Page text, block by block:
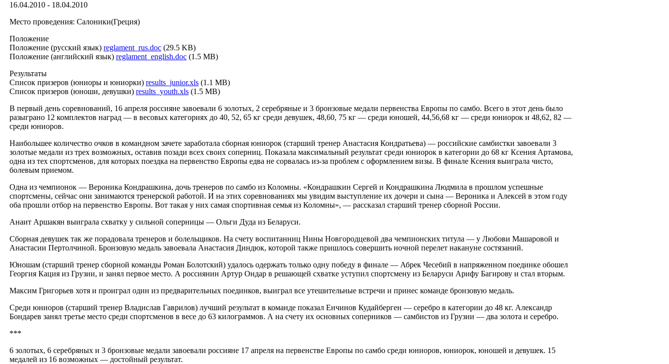
16.04.2010 - 18.04.2010
Место проведения: Салоники(Греция)
Положение
Положение (русский язык) reglament_rus.doc (29.5 KB)
Положение (английский язык) reglament_english.doc (1.5 MB)
Результаты
Список призеров (юниоры и юниорки) results_junior.xls (1.1 MB)
Список призеров (юноши, девушки) results_youth.xls (1.5 MB)
В первый день соревнований, 16 апреля россияне завоевали 6 золотых, 2 серебряные и 3 бронзовые медали первенства Европы по самбо. Всего в этот день было
разыграно 12 комплектов наград — в весовых категориях до 40, 52, 65 кг среди девушек, 48,60, 75 кг — среди юношей, 44,56,68 кг — среди юниорок и 48,62, 82 —
среди юниоров.
Наибольшее количество очков в командном зачете заработала сборная юниорок (старший тренер Анастасия Кондратьева) — российские самбистки завоевали 3
золотые медали из трех возможных, оставив позади всех своих соперниц. Показала максимальный результат среди юниорок в категории до 68 кг Ксения Артамова,
одна из тех спортсменов, для которых поездка на первенство Европы едва не сорвалась из-за проблем с оформлением визы. В финале Ксения выиграла чисто,
болевым приемом.
Одна из чемпионок — Вероника Кондрашкина, дочь тренеров по самбо из Коломны. «Кондрашкин Сергей и Кондрашкина Людмила в прошлом успешные
спортсмены, сейчас они занимаются тренерской работой. И на этих соревнованиях мы увидим выступление их дочери и сына — Вероника и Алексей в этом году
оба прошли отбор на первенство Европы. Вот такая у них самая спортивная семья из Коломны», — рассказал старший тренер сборной России.
Анаит Аршакян выиграла схватку у сильной соперницы — Ольги Дуда из Беларуси.
Сборная девушек так же порадовала тренеров и болельщиков. На счету воспитанниц Нины Новгородцевой два чемпионских титула — у Любови Машаровой и
Анастасии Пертолчиной. Бронзовую медаль завоевала Анастасия Диндюк, которой также пришлось совершить ночной перелет накануне состязаний.
Юношам (старший тренер сборной команды Роман Болотский) удалось одержать только одну победу в финале — Абрек Чесебий в напряженном поединке обошел
Георгия Кация из Грузии, и занял первое место. А россиянин Артур Ондар в решающей схватке уступил спортсмену из Беларуси Арифу Багирову и стал вторым.
Максим Григорьев хотя и проиграл один из предварительных поединков, выиграл все утешительные встречи и принес команде бронзовую медаль.
Среди юниоров (старший тренер Владислав Гаврилов) лучший результат в команде показал Енчинов Кудайберген — серебро в категории до 48 кг. Александр
Бондарев занял третье место среди спортсменов в весе до 63 килограммов. А на счету их основных соперников — самбистов из Грузии — два золота и серебро.
***
6 золотых, 6 серебряных и 3 бронзовые медали завоевали россияне 17 апреля на первенстве Европы по самбо среди юниоров, юниорок, юношей и девушек. 15
медалей из 16 возможных — достойный результат.